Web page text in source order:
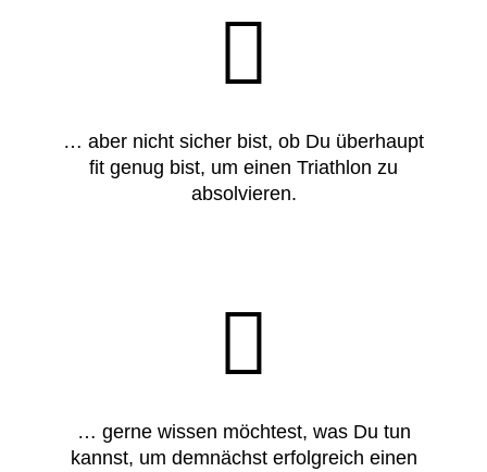
… aber nicht sicher bist, ob Du überhaupt
fit genug bist, um einen Triathlon zu
absolvieren.
… gerne wissen möchtest, was Du tun
kannst, um demnächst erfolgreich einen